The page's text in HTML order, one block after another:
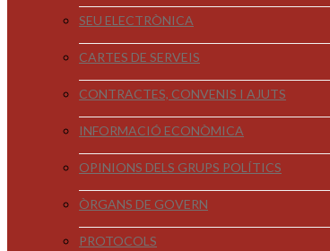
SEU ELECTRÒNICA
CARTES DE SERVEIS
CONTRACTES, CONVENIS I AJUTS
INFORMACIÓ ECONÒMICA
OPINIONS DELS GRUPS POLÍTICS
ÒRGANS DE GOVERN
PROTOCOLS